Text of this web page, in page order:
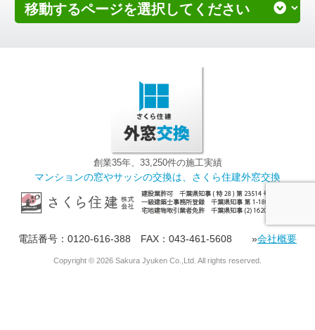
創業35年、33,250件の施工実績
マンションの窓やサッシの交換は、さくら住建外窓交換
電話番号：0120-616-388 FAX：043-461-5608 »会社概要
Copyright © 2026 Sakura Jyuken Co.,Ltd. All rights reserved.